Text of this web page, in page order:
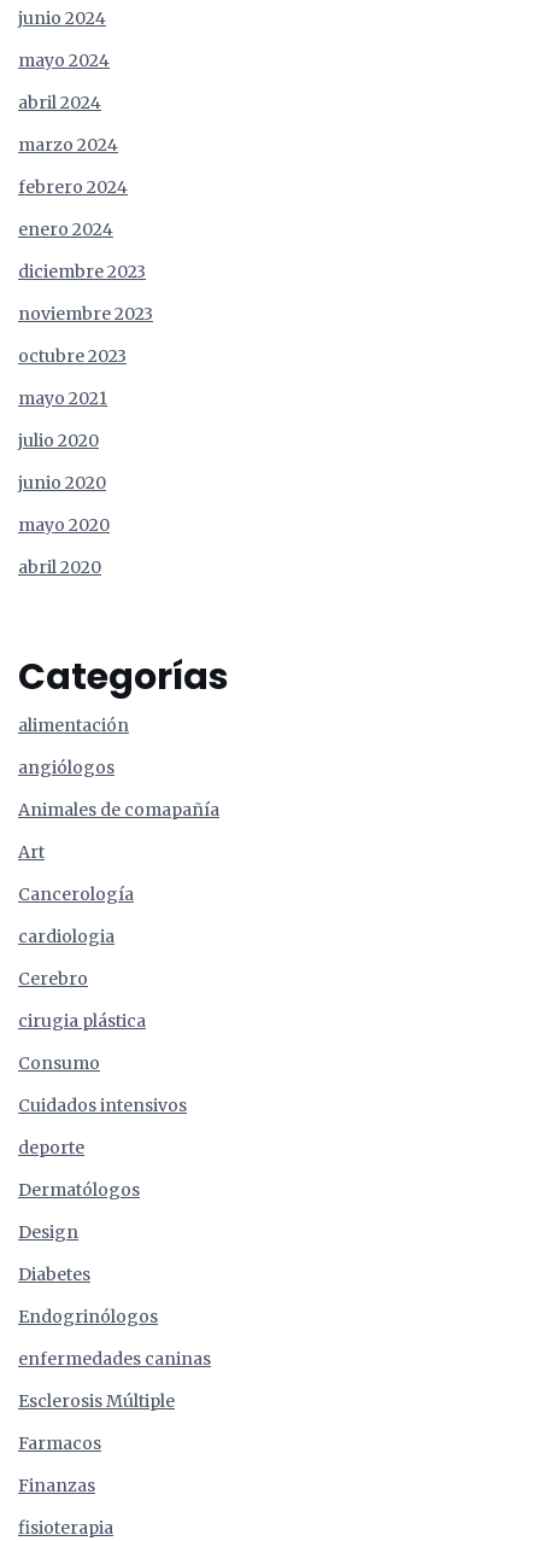
junio 2024
mayo 2024
abril 2024
marzo 2024
febrero 2024
enero 2024
diciembre 2023
noviembre 2023
octubre 2023
mayo 2021
julio 2020
junio 2020
mayo 2020
abril 2020
Categorías
alimentación
angiólogos
Animales de comapañía
Art
Cancerología
cardiologia
Cerebro
cirugia plástica
Consumo
Cuidados intensivos
deporte
Dermatólogos
Design
Diabetes
Endogrinólogos
enfermedades caninas
Esclerosis Múltiple
Farmacos
Finanzas
fisioterapia